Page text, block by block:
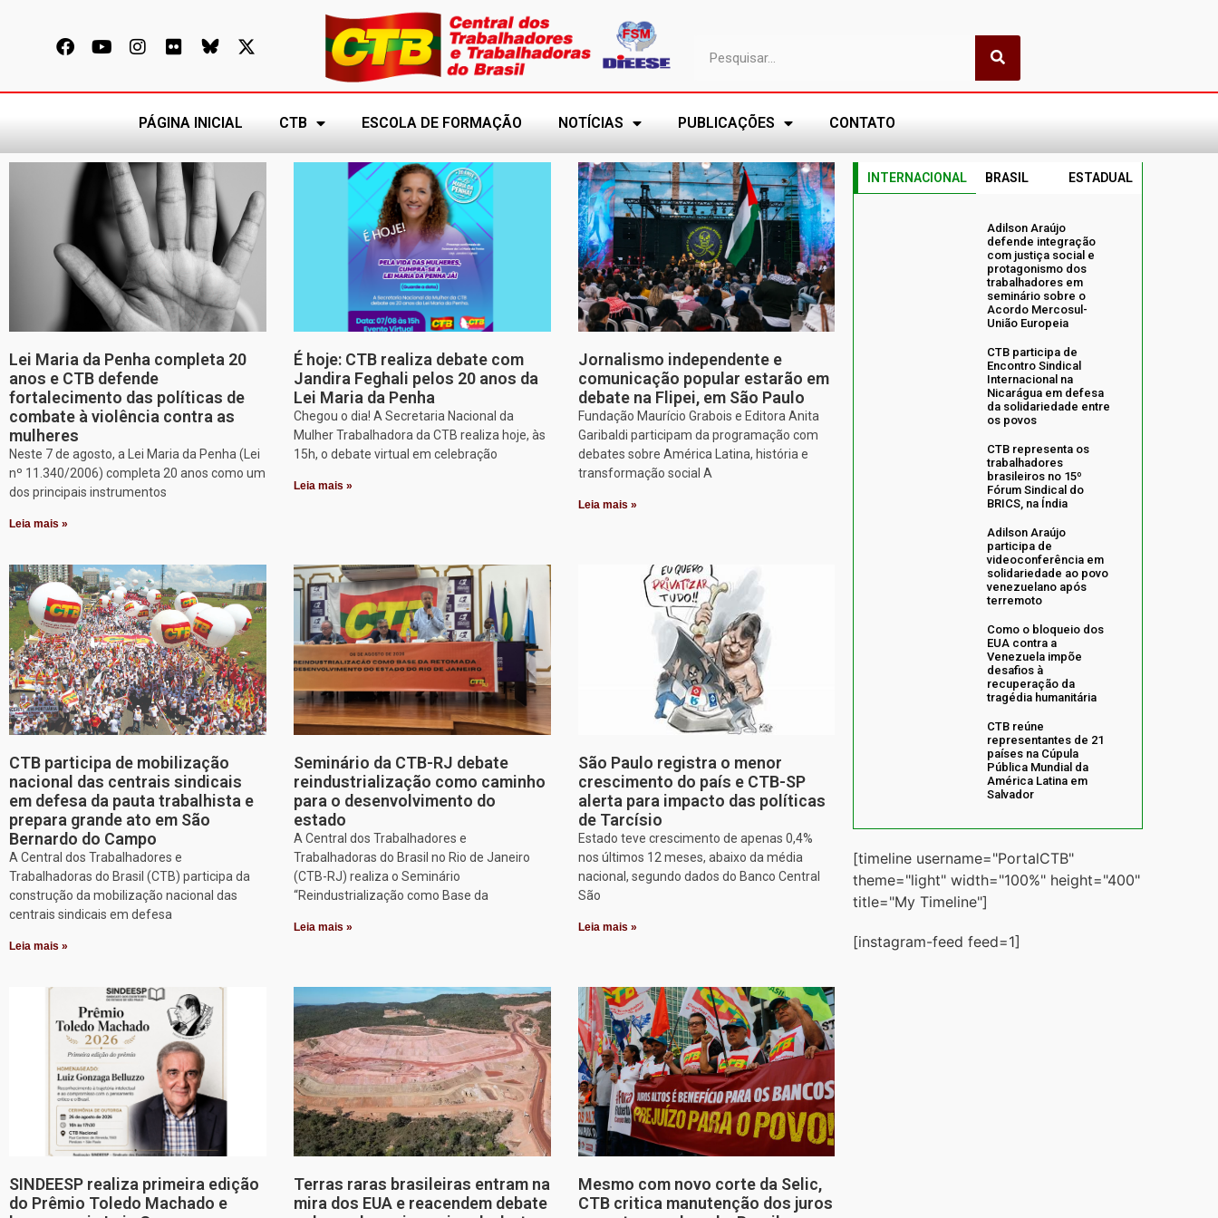
PÁGINA INICIAL CTB ESCOLA DE FORMAÇÃO NOTÍCIAS PUBLICAÇÕES CONTATO
Lei Maria da Penha completa 20
anos e CTB defende
fortalecimento das políticas de
combate à violência contra as
mulheres
Neste 7 de agosto, a Lei Maria da Penha (Lei
nº 11.340/2006) completa 20 anos como um
dos principais instrumentos
Leia mais »
É hoje: CTB realiza debate com
Jandira Feghali pelos 20 anos da
Lei Maria da Penha
Chegou o dia! A Secretaria Nacional da
Mulher Trabalhadora da CTB realiza hoje, às
15h, o debate virtual em celebração
Leia mais »
Jornalismo independente e
comunicação popular estarão em
debate na Flipei, em São Paulo
Fundação Maurício Grabois e Editora Anita
Garibaldi participam da programação com
debates sobre América Latina, história e
transformação social A
Leia mais »
CTB participa de mobilização
nacional das centrais sindicais
em defesa da pauta trabalhista e
prepara grande ato em São
Bernardo do Campo
A Central dos Trabalhadores e
Trabalhadoras do Brasil (CTB) participa da
construção da mobilização nacional das
centrais sindicais em defesa
Leia mais »
Seminário da CTB-RJ debate
reindustrialização como caminho
para o desenvolvimento do
estado
A Central dos Trabalhadores e
Trabalhadoras do Brasil no Rio de Janeiro
(CTB-RJ) realiza o Seminário
“Reindustrialização como Base da
Leia mais »
São Paulo registra o menor
crescimento do país e CTB-SP
alerta para impacto das políticas
de Tarcísio
Estado teve crescimento de apenas 0,4%
nos últimos 12 meses, abaixo da média
nacional, segundo dados do Banco Central
São
Leia mais »
SINDEESP realiza primeira edição
do Prêmio Toledo Machado e
Terras raras brasileiras entram na
mira dos EUA e reacendem debate
Mesmo com novo corte da Selic,
CTB critica manutenção dos juros
INTERNACIONAL BRASIL ESTADUAL
Adilson Araújo
defende integração
com justiça social e
protagonismo dos
trabalhadores em
seminário sobre o
Acordo Mercosul-
União Europeia
CTB participa de
Encontro Sindical
Internacional na
Nicarágua em defesa
da solidariedade entre
os povos
CTB representa os
trabalhadores
brasileiros no 15º
Fórum Sindical do
BRICS, na Índia
Adilson Araújo
participa de
videoconferência em
solidariedade ao povo
venezuelano após
terremoto
Como o bloqueio dos
EUA contra a
Venezuela impõe
desafios à
recuperação da
tragédia humanitária
CTB reúne
representantes de 21
países na Cúpula
Pública Mundial da
América Latina em
Salvador
[timeline username="PortalCTB"
theme="light" width="100%" height="400"
title="My Timeline"]
[instagram-feed feed=1]